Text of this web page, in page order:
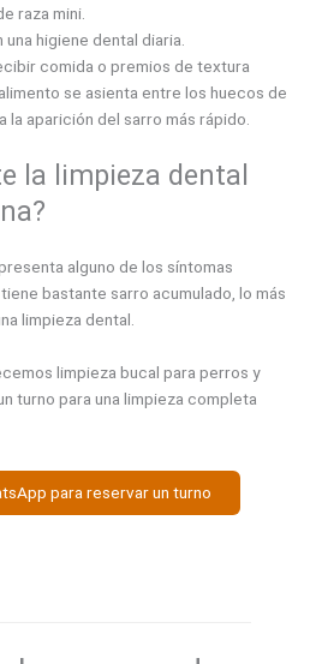
raza mini.
higiene dental diaria.
comida o premios de textura
se asienta entre los huecos de
la aparición del sarro más rápido.
la limpieza dental
alguno de los síntomas
bastante sarro acumulado, lo más
limpieza dental.
limpieza bucal para perros y
turno para una limpieza completa
para reservar un turno